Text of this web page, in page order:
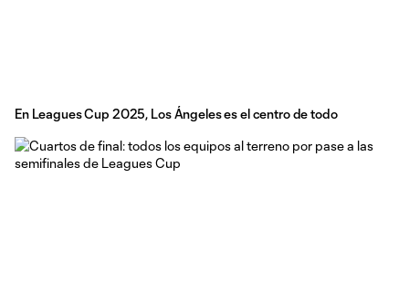
En Leagues Cup 2025, Los Ángeles es el centro de todo